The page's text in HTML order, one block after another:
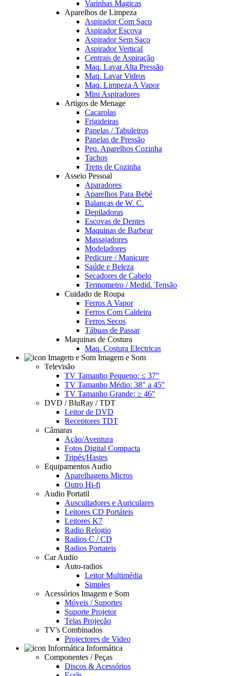
Varinhas Magicas
Aparelhos de Limpeza
Aspirador Com Saco
Aspirador Escova
Aspirador Sem Saco
Aspirador Vertical
Centrais de Aspiração
Maq. Lavar Alta Pressão
Maq. Lavar Vidros
Maq. Limpeza A Vapor
Mini Aspiradores
Artigos de Menage
Caçarolas
Frigideiras
Panelas / Tabuleiros
Panelas de Pressão
Peq. Aparelhos Cozinha
Tachos
Trens de Cozinha
Asseio Pessoal
Aparadores
Aparelhos Para Bebé
Balanças de W. C.
Depiladoras
Escovas de Dentes
Maquinas de Barbear
Massajadores
Modeladores
Pedicure / Manicure
Saúde e Beleza
Secadores de Cabelo
Termometro / Medid. Tensão
Cuidado de Roupa
Ferros A Vapor
Ferros Com Caldeira
Ferros Secos
Tábuas de Passar
Maquinas de Costura
Maq. Costura Electricas
Imagem e Som
Televisão
TV Tamanho Pequeno: ≤ 37"
TV Tamanho Médio: 38" a 45"
TV Tamanho Grande: ≥ 46"
DVD / BluRay / TDT
Leitor de DVD
Receptores TDT
Câmaras
Ação/Aventura
Fotos Digital Compacta
Tripés/Hastes
Equipamentos Audio
Aparelhagens Micros
Outro Hi-fi
Audio Portatil
Auscultadores e Auriculares
Leitores CD Portáteis
Leitores K7
Radio Relogio
Radios C / CD
Radios Portateis
Car Audio
Auto-radios
Leitor Multimédia
Simples
Acessórios Imagem e Som
Móveis / Suportes
Suporte Projetor
Telas Projeção
TV's Combinados
Projectores de Video
Informática
Componentes / Peças
Discos & Acessórios